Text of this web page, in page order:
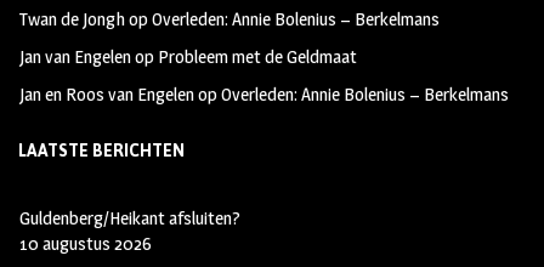
Twan de JonghopOverleden: Annie Bolenius – Berkelmans
Jan van Engelenop Probleem met de Geldmaat
Jan en Roos van EngelenopOverleden: Annie Bolenius – Berkelmans
LAATSTE BERICHTEN
Guldenberg/Heikant afsluiten?
10 augustus 2026